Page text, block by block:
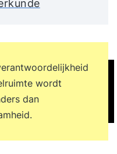
wordt
dan